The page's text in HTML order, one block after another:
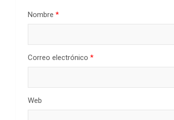
Nombre *
Correo electrónico *
Web